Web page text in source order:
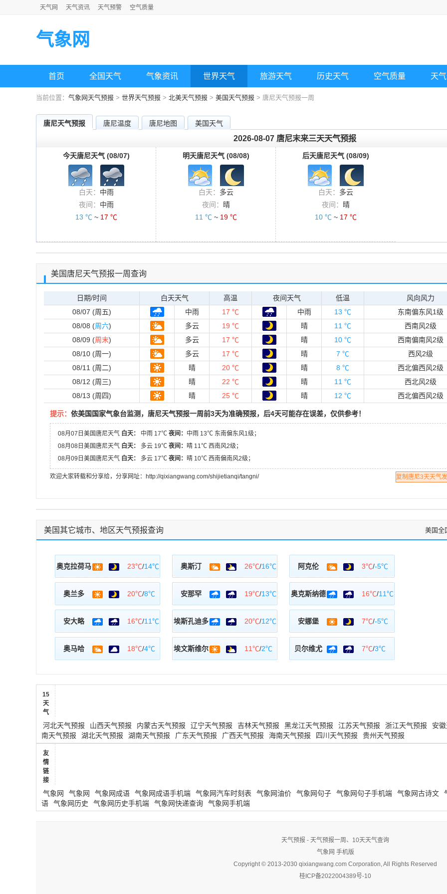
天气网 天气资讯 天气预警 空气质量
气象网
首页 全国天气 气象资讯 世界天气 旅游天气 历史天气 空气质量 天
当前位置： 气象网天气预报 > 世界天气预报 > 北美天气预报 > 美国天气预报 > 唐尼天气预报一周
唐尼天气预报 唐尼温度 唐尼地图 美国天气
2026-08-07 唐尼末来三天天气预报
今天唐尼天气 (08/07)
白天： 中雨
夜间： 中雨
13 ℃ ~ 17 ℃
明天唐尼天气 (08/08)
白天： 多云
夜间：
晴
11 ℃ ~ 19 ℃
后天唐尼天气 (08/09)
白天： 多云
夜间：
晴
10 ℃ ~ 17 ℃
美国唐尼天气预报一周查询
日期/时间 白天天气 高温 夜间天气 低温
风向风力
08/07 (周五)
中雨 17 ℃ 中雨 13 ℃
东南偏东风1级
08/08 (周六) 多云 19 ℃ 晴 11 ℃
西南风2级
08/09 (周末) 多云 17 ℃ 晴 10 ℃
西南偏南风2级
08/10 (周一)
多云 17 ℃ 晴 7 ℃
西风2级
08/11 (周二)
晴 20 ℃ 晴 8 ℃
西北偏西风2级
08/12 (周三)
晴 22 ℃ 晴 11 ℃
西北风2级
08/13 (周四)
晴 25 ℃ 晴 12 ℃ 西北偏西风2级
提示： 依美国国家气象台监测，唐尼天气预报一周前3天为准确预报，后4天可能存在误差，仅供参考！
08月07日美国唐尼天气 白天： 中雨 17℃ 夜间： 中雨 13℃ 东南偏东风1级；
08月08日美国唐尼天气 白天： 多云 19℃ 夜间： 晴 11℃ 西南风2级；
08月09日美国唐尼天气 白天： 多云 17℃ 夜间： 晴 10℃ 西南偏南风2级；
欢迎大家转载和分享给，分享网址：http://qixiangwang.com/shijietianqi/tangni/ 复制唐尼3天天气
美国其它城市、地区天气预报查询 美国全
奥克拉荷马 23℃/14℃ 奥斯汀 26℃/16℃ 阿克伦 3℃/-5℃
奥兰多 20℃/8℃ 安那罕 19℃/13℃ 奥克斯纳德 16℃/11℃
安大略 16℃/11℃ 埃斯孔迪多 20℃/12℃ 安娜堡 7℃/-5℃
奥马哈 18℃/4℃ 埃文斯维尔 11℃/2℃ 贝尔维尤 7℃/3℃
15
天
气
河北天气预报 山西天气预报 内蒙古天气预报 辽宁天气预报 吉林天气预报 黑龙江天气预报 江苏天气预报 浙江天气预报 安
南天气预报
湖北天气预报 湖南天气预报 广东天气预报 广西天气预报 海南天气预报 四川天气预报 贵州天气预报
友
情
链
接
气象网 气象网 气象网成语 气象网成语手机端 气象网汽车时刻表 气象网油价 气象网句子 气象网句子手机端 气象网古诗文
语
气象网历史 气象网历史手机端 气象网快递查询 气象网手机端
天气预报 - 天气预报一周、10天天气查询
气象网 手机版
Copyright © 2013-2030 qixiangwang.com Corporation, All Rights Reserved
桂ICP备2022004389号-10